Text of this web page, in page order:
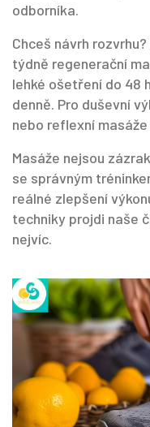
odborníka.
Chceš návrh
týdně regenerační
lehké ošetření do 48
denně. Pro duševní
nebo reflexní
Masáže nejsou
se správným
reálné zlepšení
techniky projdi naše
nejvíc.